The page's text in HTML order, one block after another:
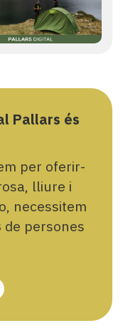
Pallars és
per oferir-
lliure i
necessitem
de persones